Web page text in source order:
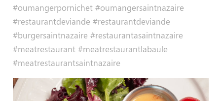
#oumangerpornichet #oumangersaintnazaire
#restaurantdeviande #restaurantdeviande
#burgersaintnazaire #restaurantasaintnazaire
#meatrestaurant #meatrestaurantlabaule
#meatrestaurantsaintnazaire